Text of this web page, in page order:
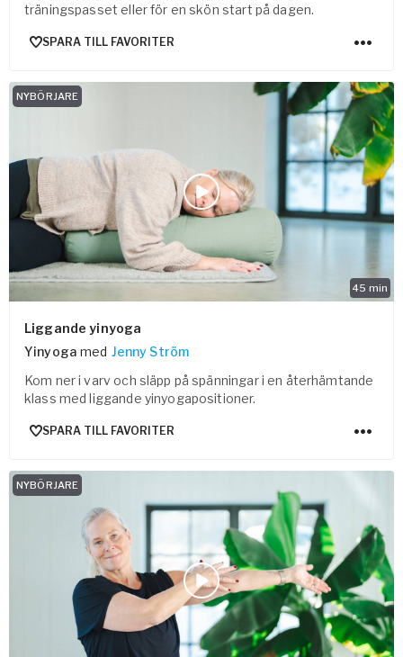
träningspasset eller för en skön start på dagen.
SPARA TILL FAVORITER
45 min
NYBÖRJARE
Liggande yinyoga
Yinyoga med Jenny Ström
Kom ner i varv och släpp på spänningar i en återhämtande
klass med liggande yinyogapositioner.
SPARA TILL FAVORITER
NYBÖRJARE